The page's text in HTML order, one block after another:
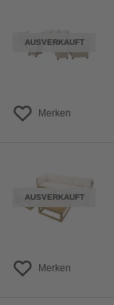
AUSVERKAUFT
Merken
AUSVERKAUFT
Merken